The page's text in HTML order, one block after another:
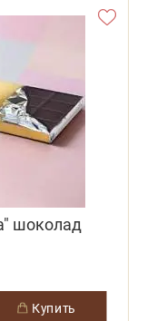
шоколад
купить